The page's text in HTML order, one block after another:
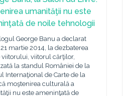
umanităţii nu este
de noile tehnologii
George Banu a declarat
martie 2014, la dezbaterea
viitorului, viitorul cărţilor,
la standul României de la
Internaţional de Carte de la
moştenirea culturală a
nu este ameninţată de